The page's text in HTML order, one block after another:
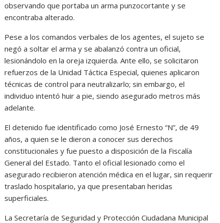
observando que portaba un arma punzocortante y se
encontraba alterado.
Pese a los comandos verbales de los agentes, el sujeto se
negó a soltar el arma y se abalanzó contra un oficial,
lesionándolo en la oreja izquierda. Ante ello, se solicitaron
refuerzos de la Unidad Táctica Especial, quienes aplicaron
técnicas de control para neutralizarlo; sin embargo, el
individuo intentó huir a pie, siendo asegurado metros más
adelante.
El detenido fue identificado como José Ernesto “N”, de 49
años, a quien se le dieron a conocer sus derechos
constitucionales y fue puesto a disposición de la Fiscalía
General del Estado. Tanto el oficial lesionado como el
asegurado recibieron atención médica en el lugar, sin requerir
traslado hospitalario, ya que presentaban heridas
superficiales.
La Secretaría de Seguridad y Protección Ciudadana Municipal